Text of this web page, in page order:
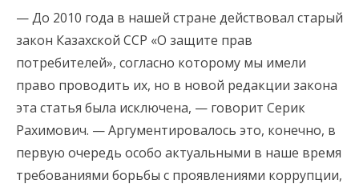
— До 2010 года в нашей стране действовал старый
закон Казахской ССР «О защите прав
потребителей», согласно которому мы имели
право проводить их, но в новой редакции закона
эта статья была исключена, — говорит Серик
Рахимович. — Аргументировалось это, конечно, в
первую очередь особо актуальными в наше время
требованиями борьбы с проявлениями коррупции,